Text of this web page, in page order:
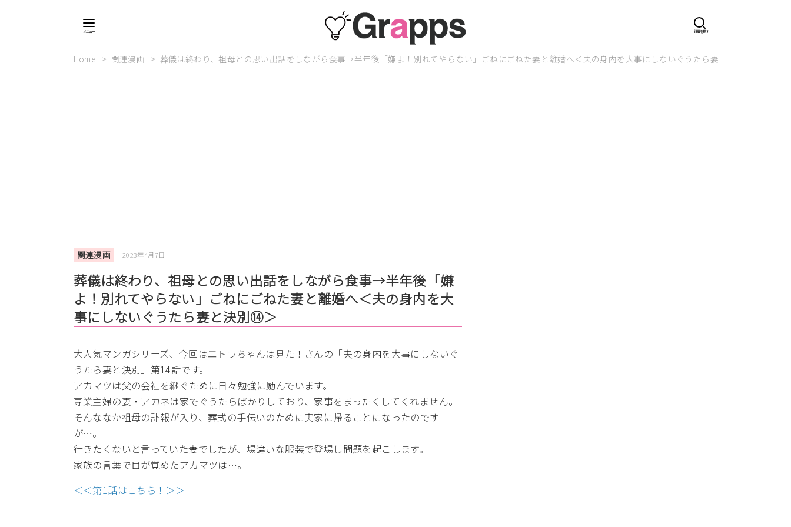
Home 関連漫画 葬儀は終わり、祖母との思い出話をしながら食事→半年後「嫌よ！別れてやらない」ごねにごねた妻と離婚へ＜夫の身内を大事にしないぐうたら妻と決別⑭＞
関連漫画 2023年4月7日
葬儀は終わり、祖母との思い出話をしながら食事→半年後「嫌
よ！別れてやらない」ごねにごねた妻と離婚へ＜夫の身内を大
事にしないぐうたら妻と決別⑭＞
大人気マンガシリーズ、今回はエトラちゃんは見た！さんの「夫の身内を大事にしないぐ
うたら妻と決別」第14話です。
アカマツは父の会社を継ぐために日々勉強に励んでいます。
専業主婦の妻・アカネは家でぐうたらばかりしており、家事をまったくしてくれません。
そんななか祖母の訃報が入り、葬式の手伝いのために実家に帰ることになったのです
が…。
行きたくないと言っていた妻でしたが、場違いな服装で登場し問題を起こします。
家族の言葉で目が覚めたアカマツは…。
＜＜第1話はこちら！＞＞